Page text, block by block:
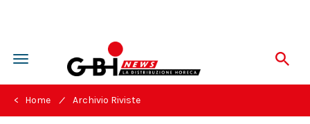
Toggle
navigation
< Home / Archivio Riviste